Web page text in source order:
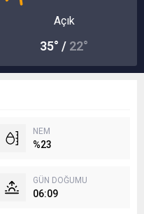
Açık
35° / 22°
NEM
%23
GÜN DOĞUMU
06:09